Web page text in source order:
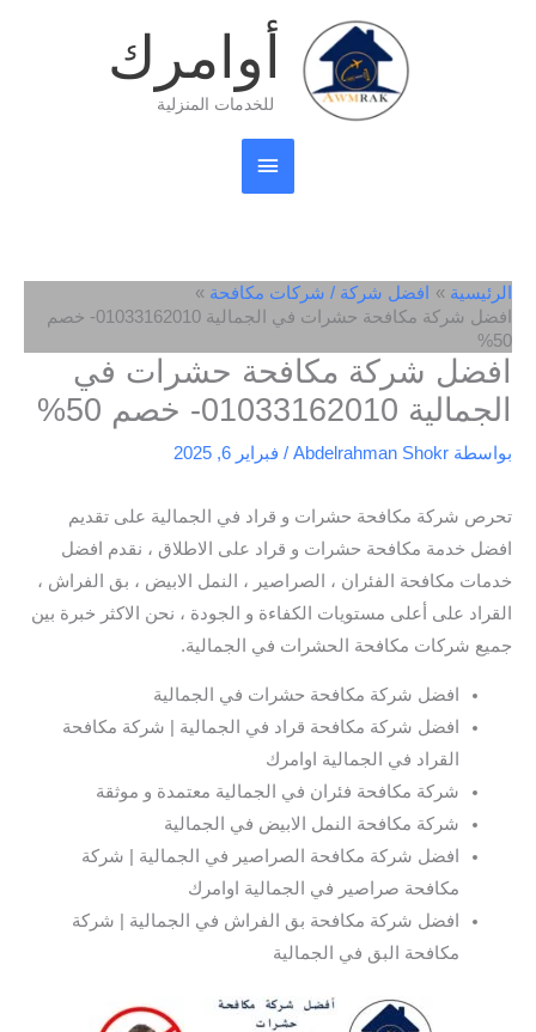
أوامرك
للخدمات المنزلية
القائمة
الرئيسية
الرئيسية
افضل شركة / شركات مكافحة
افضل شركة مكافحة حشرات في الجمالية 01033162010- خصم
50%
افضل شركة مكافحة حشرات في
الجمالية 01033162010- خصم 50%
بواسطة Abdelrahman Shokr
/ فبراير 6, 2025
تحرص شركة مكافحة حشرات و قراد في الجمالية على تقديم
افضل خدمة مكافحة حشرات و قراد على الاطلاق ، نقدم افضل
خدمات مكافحة الفئران ، الصراصير ، النمل الابيض ، بق الفراش ،
القراد على أعلى مستويات الكفاءة و الجودة ، نحن الاكثر خبرة بين
جميع شركات مكافحة الحشرات في الجمالية.
افضل شركة مكافحة حشرات في الجمالية
افضل شركة مكافحة قراد في الجمالية | شركة مكافحة
القراد في الجمالية اوامرك
شركة مكافحة فئران في الجمالية معتمدة و موثقة
شركة مكافحة النمل الابيض في الجمالية
افضل شركة مكافحة الصراصير في الجمالية | شركة
مكافحة صراصير في الجمالية اوامرك
افضل شركة مكافحة بق الفراش في الجمالية | شركة
مكافحة البق في الجمالية